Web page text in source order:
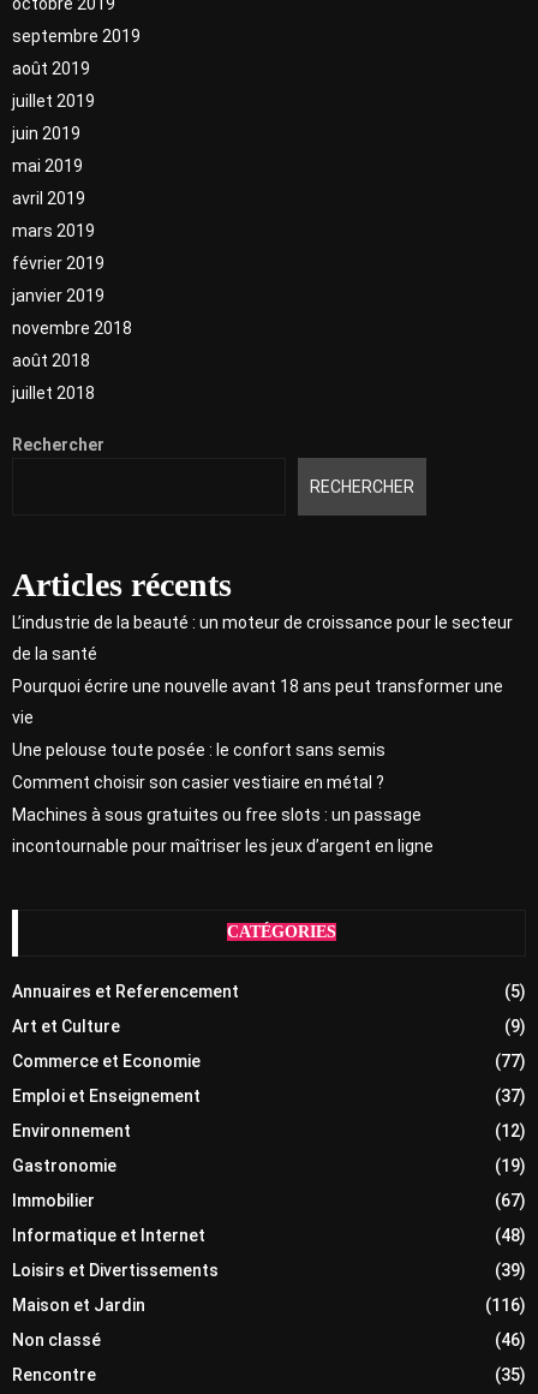
septembre 2019
août 2019
juillet 2019
juin 2019
mai 2019
avril 2019
mars 2019
février 2019
janvier 2019
novembre 2018
août 2018
juillet 2018
Rechercher
RECHERCHER
Articles récents
L’industrie de la beauté : un moteur de croissance pour le secteur
de la santé
Pourquoi écrire une nouvelle avant 18 ans peut transformer une
vie
Une pelouse toute posée : le confort sans semis
Comment choisir son casier vestiaire en métal ?
Machines à sous gratuites ou free slots : un passage
incontournable pour maîtriser les jeux d’argent en ligne
CATÉGORIES
Annuaires et Referencement
(5)
Art et Culture
(9)
Commerce et Economie
(77)
Emploi et Enseignement
(37)
Environnement
(12)
Gastronomie
(19)
Immobilier
(67)
Informatique et Internet
(48)
Loisirs et Divertissements
(39)
Maison et Jardin
(116)
Non classé
(46)
Rencontre
(35)